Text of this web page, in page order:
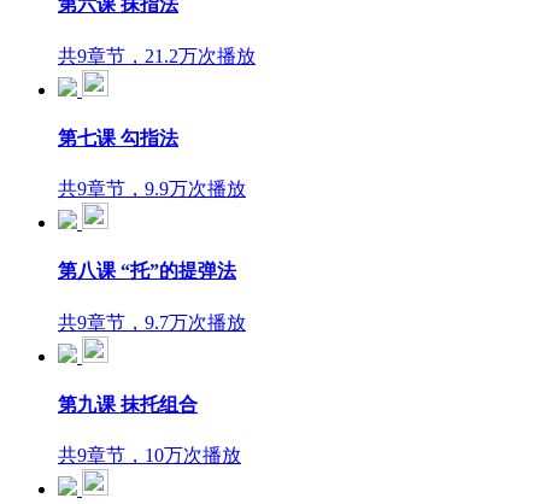
第六课 抹指法
共9章节，21.2万次播放
第七课 勾指法
共9章节，9.9万次播放
第八课 “托”的提弹法
共9章节，9.7万次播放
第九课 抹托组合
共9章节，10万次播放